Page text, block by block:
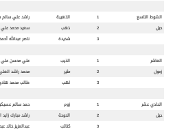
الشوط التاسع 1 الذهيبة راشد علي سالم
حيل
2 ذهب سعيد محمد
3
شديدة ناصر عبدالله
العاشر 1 الذيب علي محسن علي
زمول
2 مثير محمد راشد
3
لهب طالب محمد
الحادي عشر 1 زوم حمد سالم
حيل
2 الدوحة راشد مبارك زايد
3
كتائب عبدالعزيز خالد